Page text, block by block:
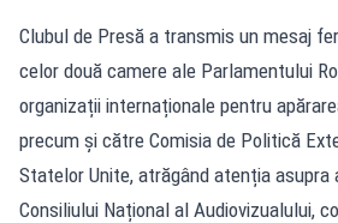
Clubul de Presă a transmis un mesaj
celor două camere ale Parlamentului
organizații internaționale pentru
precum și către Comisia de Politică
Statelor Unite, atrăgând atenția
Consiliului Național al Audiovizualului,